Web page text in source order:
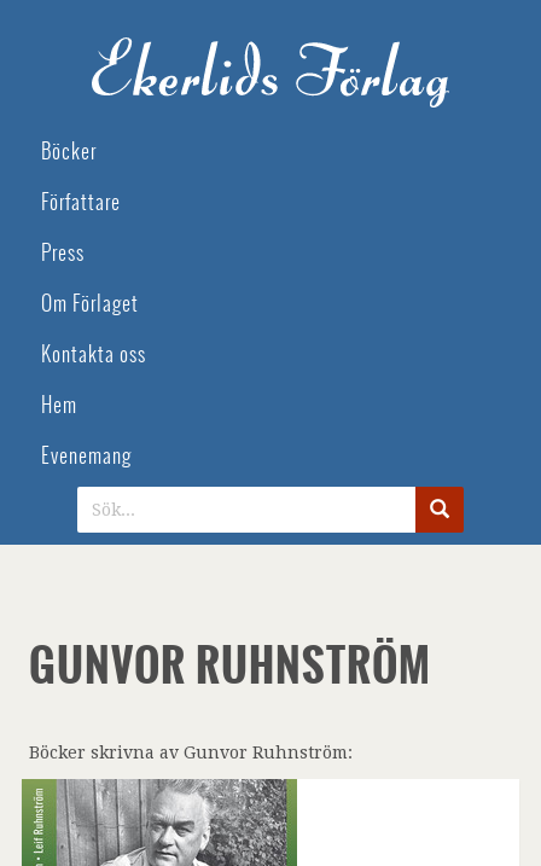
Böcker
Författare
Press
Om Förlaget
Kontakta oss
Hem
Evenemang
GUNVOR RUHNSTRÖM
Böcker skrivna av Gunvor Ruhnström: